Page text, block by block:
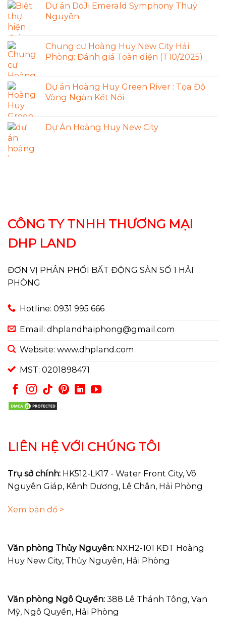
Dự án DoJi Emerald Symphony Thuỷ
Nguyên
Chung cư Hoàng Huy New City Hải
Phòng: Đánh giá Toàn diện (T10/2025)
Dự án Hoàng Huy Green River : Tọa Độ
Vàng Ngàn Kết Nối
Dự Án Hoàng Huy New City
CÔNG TY TNHH THƯƠNG MẠI
DHP LAND
ĐƠN VỊ PHÂN PHỐI BẤT ĐỘNG SẢN SỐ 1 HẢI
PHÒNG
Hotline: 0931 995 666
Email: dhplandhaiphong@gmail.com
Website: www.dhpland.com
MST: 0201898471
LIÊN HỆ VỚI CHÚNG TÔI
Trụ sở chính: HK512-LK17 - Water Front City, Võ
Nguyên Giáp, Kênh Dương, Lê Chân, Hải Phòng
Xem bản đồ >
Văn phòng Thủy Nguyên: NXH2-101 KĐT Hoàng
Huy New City, Thủy Nguyên, Hải Phòng
Văn phòng Ngô Quyền: 388 Lê Thánh Tông, Vạn
Mỹ, Ngô Quyền, Hải Phòng